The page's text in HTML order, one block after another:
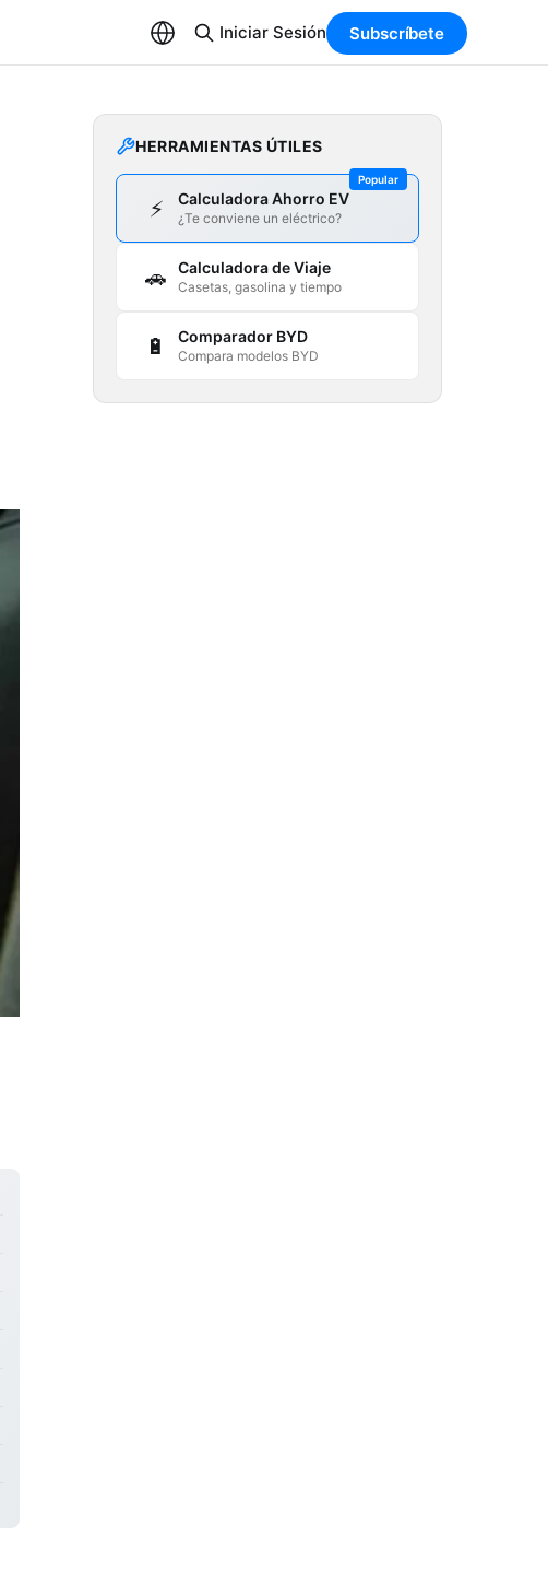
Iniciar Sesión Subscríbete
HERRAMIENTAS ÚTILES
Popular
⚡ Calculadora Ahorro EV
¿Te conviene un eléctrico?
🚗 Calculadora de Viaje
Casetas, gasolina y tiempo
🔋 Comparador BYD
Compara modelos BYD